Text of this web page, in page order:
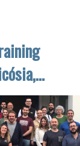
o primeiro Curso de